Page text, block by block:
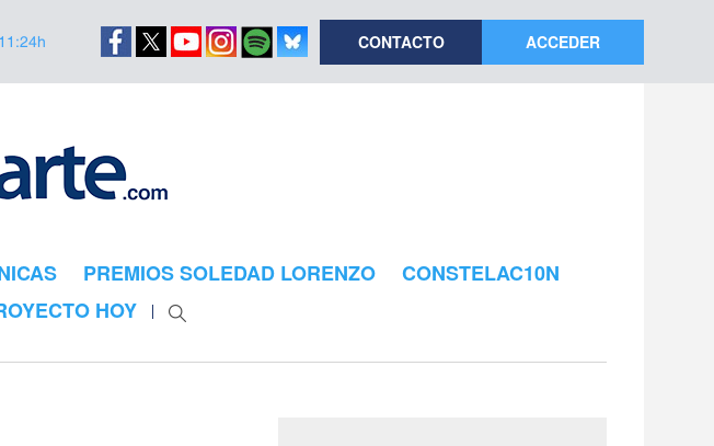
11:24h CONTACTO ACCEDER
PREMIOS SOLEDAD LORENZO
CONSTELAC10N
HOY